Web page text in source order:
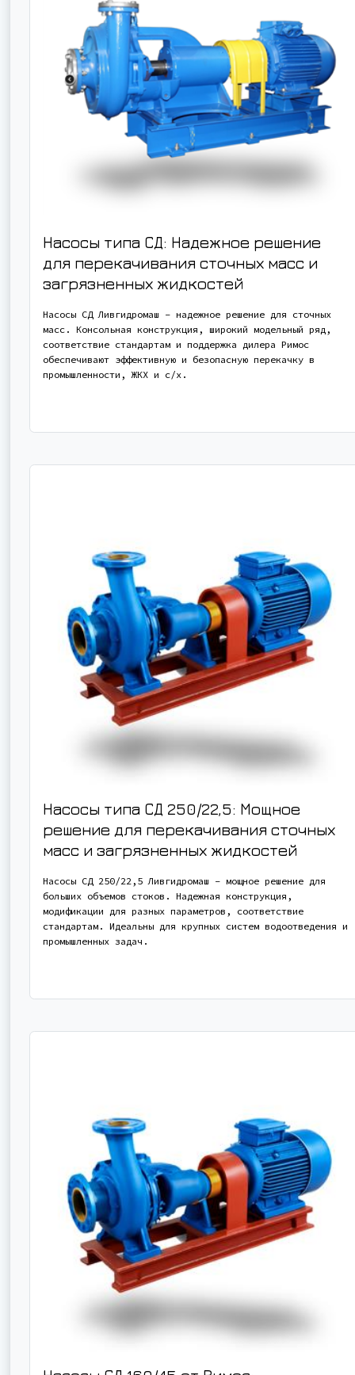
Насосы типа СД: Надежное решение
для перекачивания сточных масс и
загрязненных жидкостей
Насосы СД Ливгидромаш – надежное решение для сточных
масс. Консольная конструкция, широкий модельный ряд,
соответствие стандартам и поддержка дилера Римос
обеспечивают эффективную и безопасную перекачку в
промышленности, ЖКХ и с/х.
Насосы типа СД 250/22,5: Мощное
решение для перекачивания сточных
масс и загрязненных жидкостей
Насосы СД 250/22,5 Ливгидромаш – мощное решение для
больших объемов стоков. Надежная конструкция,
модификации для разных параметров, соответствие
стандартам. Идеальны для крупных систем водоотведения и
промышленных задач.